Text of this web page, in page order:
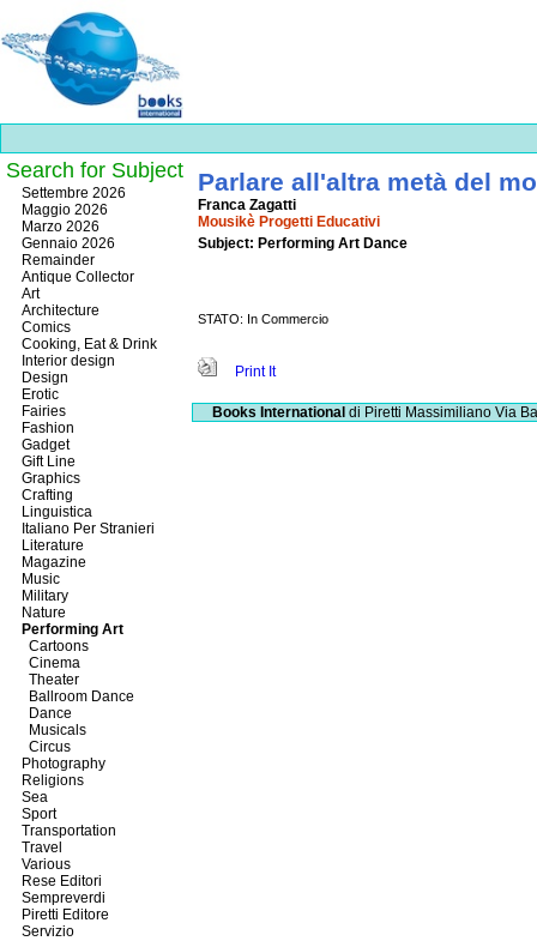
Best
slots
online
https://onlineslots.money/
Parlare all'altra metà del
Franca Zagatti
Mousikè Progetti Educativi
Subject: Performing Art Dance
STATO: In Commercio
Print It
Search for Subject
Settembre 2026
Maggio 2026
Marzo 2026
Gennaio 2026
Remainder
Antique Collector
Art
Architecture
Comics
Cooking, Eat & Drink
Interior design
Design
Erotic
Fairies
Fashion
Gadget
Gift Line
Graphics
Crafting
Linguistica
Italiano Per Stranieri
Literature
Magazine
Music
Military
Nature
Performing Art
Cartoons
Cinema
Theater
Ballroom Dance
Dance
Musicals
Circus
Photography
Religions
Sea
Sport
Transportation
Travel
Various
Rese Editori
Sempreverdi
Piretti Editore
Servizio
Books International di Piretti Massimiliano Via